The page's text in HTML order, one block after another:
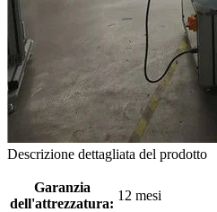
Descrizione dettagliata del prodotto
Garanzia
dell'attrezzatura:
12 mesi